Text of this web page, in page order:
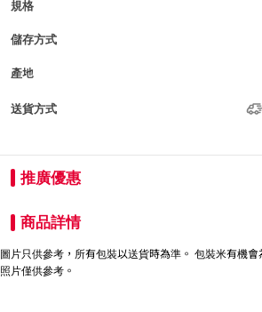
規格
儲存方式
產地
送貨方式
推廣優惠
商品詳情
圖片只供參考，所有包裝以送貨時為準。 包裝米有機
照片僅供參考。